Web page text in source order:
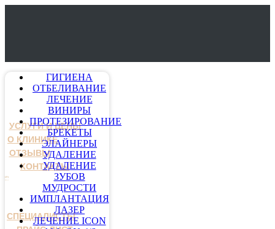
УСЛУГИ И ЦЕНЫ
О КЛИНИКЕ
ОТЗЫВЫ
КОНТАКТЫ
СПЕЦИАЛИСТЫ
ГИГИЕНА
ОТБЕЛИВАНИЕ
ЛЕЧЕНИЕ
ВИНИРЫ
ПРОТЕЗИРОВАНИЕ
БРЕКЕТЫ
ЭЛАЙНЕРЫ
УДАЛЕНИЕ
УДАЛЕНИЕ
ЗУБОВ
МУДРОСТИ
ИМПЛАНТАЦИЯ
ЛАЗЕР
ЛЕЧЕНИЕ ICON